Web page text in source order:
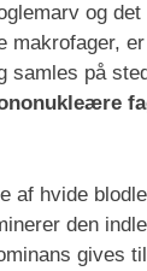
og det
makrofager,
på
af hvide
den
gives